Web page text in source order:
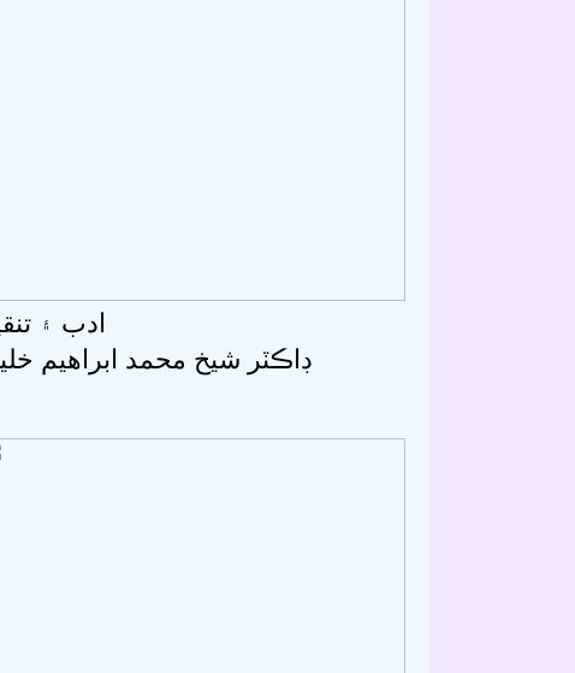
ادب ۽
ڊاڪٽر شيخ محمد ابراھيم